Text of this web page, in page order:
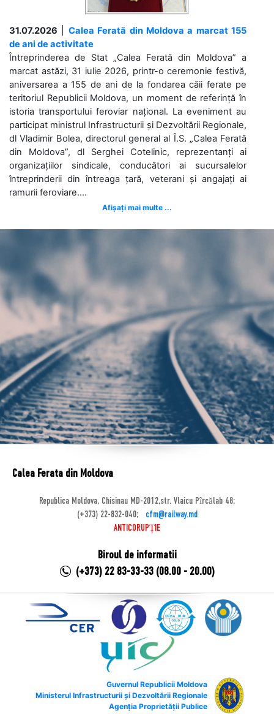
31.07.2026
Calea Ferată din Moldova a marcat 155
de ani de activitate
Întreprinderea de Stat „Calea Ferată din Moldova” a
marcat astăzi, 31 iulie 2026, printr-o ceremonie festivă,
aniversarea a 155 de ani de la fondarea căii ferate pe
teritoriul Republicii Moldova, un moment de referință în
istoria transportului feroviar național. La eveniment au
participat ministrul Infrastructurii și Dezvoltării Regionale,
dl Vladimir Bolea, directorul general al Î.S. „Calea Ferată
din Moldova”, dl Serghei Cotelinic, reprezentanți ai
organizațiilor sindicale, conducători ai sucursalelor
întreprinderii din întreaga țară, veterani și angajați ai
ramurii feroviare....
Afișați mai multe ...
Calea Ferata din Moldova
Republica Moldova, Chisinau MD-2012,str. Vlaicu Pîrcălab 48;
(+373) 22-832-040;
cfm@railway.md
ANTICORUPȚIE
Biroul de informatii
(+373) 22 83-33-33 (08.00 - 20.00)
Guvernul Republicii Moldova
Ministerul Infrastructurii și Dezvoltării Regionale
Agenția Proprietății Publice